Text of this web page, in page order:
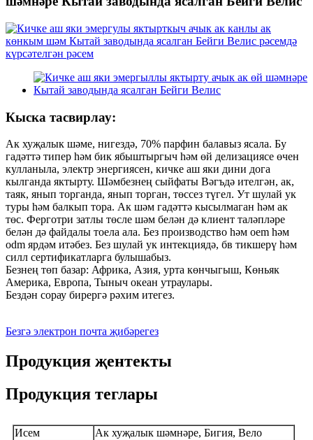
Кыска тасвирлау:
Ак хуҗалык шәме, нигездә, 70% парфин балавыз ясала. Бу
гадәттә типер һәм бик ябыштыргыч һәм өй делизациясе өчен
кулланыла, электр энергиясен, кичке аш яки дини дога
кылганда яктырту. Шәмбезнең сыйфаты Вәгъдә ителгән, ак,
таяк, янып торганда, янып торган, төссез түгел. Ут шулай ук ​​
туры һәм балкып тора. Ак шәм гадәттә кысылмаган һәм ак
төс. Ферготри затлы төсле шәм белән дә клиент таләпләре
белән дә файдалы тоела ала. Без производство һәм oem һәм
odm ярдәм итәбез. Без шулай ук ​​интекциядә, бв тикшерү һәм
силл сертификатларга булышабыз.
Безнең төп базар: Африка, Азия, урта көнчыгыш, Көньяк
Америка, Европа, Тыныч океан утраулары.
Бездән сорау бирергә рәхим итегез.
Безгә электрон почта җибәрегез
Продукция җентекты
Продукция теглары
Исем
Ак хуҗалык шәмнәре, Бигия, Вело